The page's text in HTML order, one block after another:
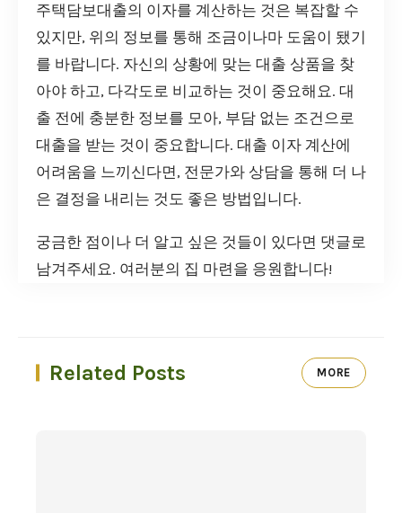
주택담보대출의 이자를 계산하는 것은 복잡할 수
있지만, 위의 정보를 통해 조금이나마 도움이 됐기
를 바랍니다. 자신의 상황에 맞는 대출 상품을 찾
아야 하고, 다각도로 비교하는 것이 중요해요. 대
출 전에 충분한 정보를 모아, 부담 없는 조건으로
대출을 받는 것이 중요합니다. 대출 이자 계산에
어려움을 느끼신다면, 전문가와 상담을 통해 더 나
은 결정을 내리는 것도 좋은 방법입니다.
궁금한 점이나 더 알고 싶은 것들이 있다면 댓글로
남겨주세요. 여러분의 집 마련을 응원합니다!
Related Posts MORE